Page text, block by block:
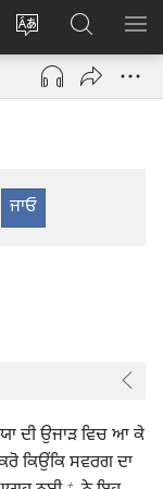
ਸਾਈਟ
ਦੀ
ਭਾਸ਼ਾ
ਲਾਗ-
(opens
new
JW.ORG
ʼਤੇ
ਖੋਜ
ਦੀ ਉਜਾੜ ਵਿਚ ਆ ਕੇ
ਕਿਉਂਕਿ ਸਵਰਗ ਦਾ
+